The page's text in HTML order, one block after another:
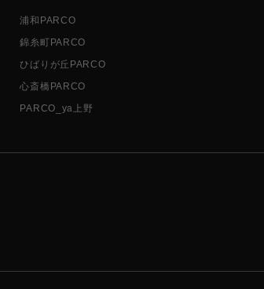
浦和PARCO
錦糸町PARCO
ひばりが丘PARCO
心斎橋PARCO
PARCO_ya上野